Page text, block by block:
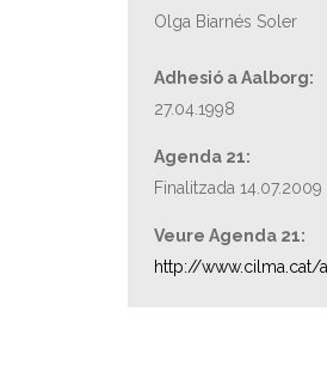
Olga Biarnés Soler
Adhesió a Aalborg:
27.04.1998
Agenda 21:
Finalitzada 14.07.2009
Veure Agenda 21:
http://